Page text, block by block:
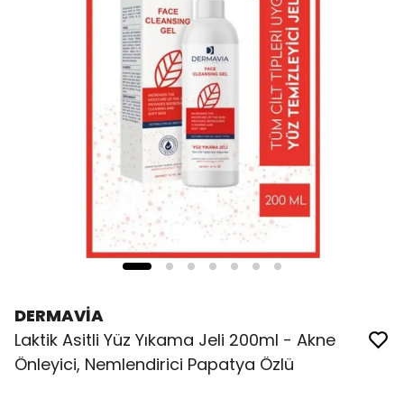
DERMAVİA
Laktik Asitli Yüz Yıkama Jeli 200ml - Akne
Önleyici, Nemlendirici Papatya Özlü